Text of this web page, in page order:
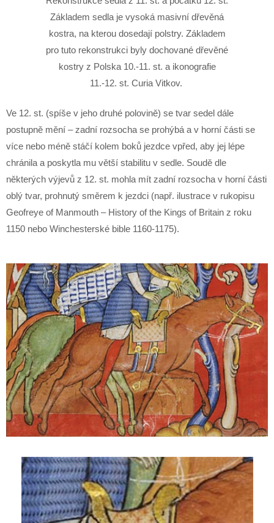
Základem sedla je vysoká masivní dřevěná
kostra, na kterou dosedají polstry. Základem
pro tuto rekonstrukci byly dochované dřevěné
kostry z Polska 10.-11. st. a ikonografie
11.-12. st. Curia Vitkov.
Ve 12. st. (spíše v jeho druhé polovině) se tvar sedel dále
postupně mění – zadní rozsocha se prohýbá a v horní části se
více nebo méně stáčí kolem boků jezdce vpřed, aby jej lépe
chránila a poskytla mu větší stabilitu v sedle. Soudě dle
některých výjevů z 12. st. mohla mít zadní rozsocha v horní části
oblý tvar, prohnutý směrem k jezdci (např. ilustrace v rukopisu
Geofreye of Manmouth – History of the Kings of Britain z roku
1150 nebo Winchesterské bible 1160-1175).